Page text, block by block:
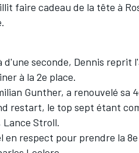
faire cadeau de la tête à
seconde, Dennis reprit
à la 2e place.
Gunther, a renouvelé sa
restart, le top sept étant
Stroll.
en respect pour prendre la